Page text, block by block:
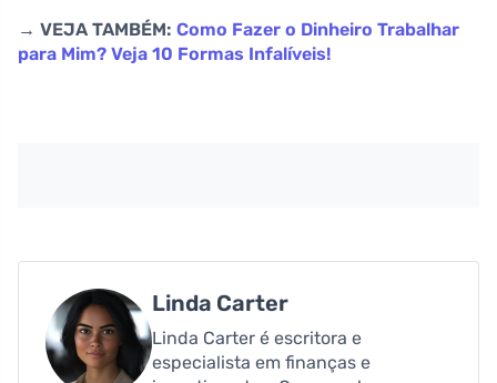
→ VEJA TAMBÉM: Como Fazer o Dinheiro Trabalhar
para Mim? Veja 10 Formas Infalíveis!
Linda Carter
Linda Carter é escritora e
especialista em finanças e